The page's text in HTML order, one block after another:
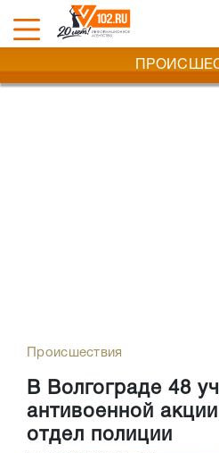
Происшествия
В Волгограде 48
антивоенной
отдел полиции